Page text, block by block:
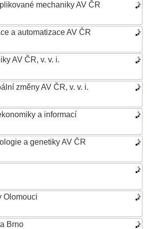
mechaniky AV ČR
a automatizace AV ČR
AV ČR, v. v. i.
změny AV ČR, v. v. i.
a informací
a genetiky AV ČR
Olomouci
Brno